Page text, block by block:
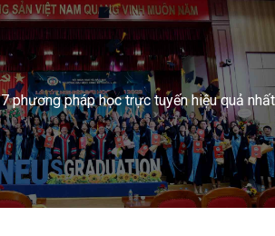
7 phương pháp học trực tuyến hiệu quả nhất
mà bạn nên biết